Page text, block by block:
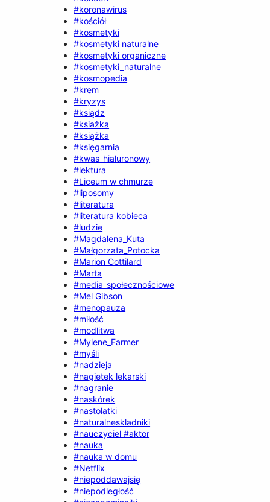
#koronawirus
#kościół
#kosmetyki
#kosmetyki naturalne
#kosmetyki organiczne
#kosmetyki_naturalne
#kosmopedia
#krem
#kryzys
#ksiądz
#ksiażka
#książka
#księgarnia
#kwas_hialuronowy
#lektura
#Liceum w chmurze
#liposomy
#literatura
#literatura kobieca
#ludzie
#Magdalena_Kuta
#Małgorzata_Potocka
#Marion Cottilard
#Marta
#media_społecznościowe
#Mel Gibson
#menopauza
#miłość
#modlitwa
#Mylene_Farmer
#myśli
#nadzieja
#nagietek lekarski
#nagranie
#naskórek
#nastolatki
#naturalneskladniki
#nauczyciel #aktor
#nauka
#nauka w domu
#Netflix
#niepoddawajsię
#niepodległość